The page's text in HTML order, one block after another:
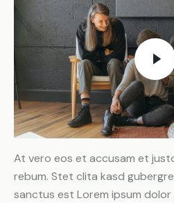
At vero eos et accusam et
rebum. Stet clita kasd
sanctus est Lorem ipsum